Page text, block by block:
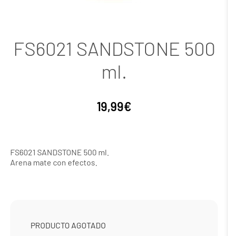
FS6021 SANDSTONE 500
ml.
19,99€
FS6021 SANDSTONE 500 ml.
Arena mate con efectos.
PRODUCTO AGOTADO